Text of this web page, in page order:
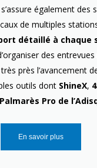
également des
de multiples
détaillé à chaque
des
près l’avancement
outils dont ShineX,
Palmarès Pro de
En savoir plus